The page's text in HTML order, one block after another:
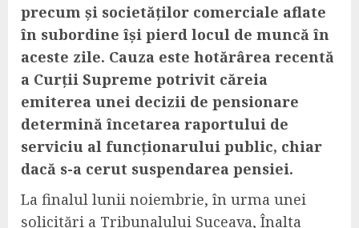
precum și societăților comerciale aflate
în subordine își pierd locul de muncă în
aceste zile. Cauza este hotărârea recentă
a Curții Supreme potrivit căreia
emiterea unei decizii de pensionare
determină încetarea raportului de
serviciu al funcționarului public, chiar
dacă s-a cerut suspendarea pensiei.
La finalul lunii noiembrie, în urma unei
solicitări a Tribunalului Suceava, Înalta